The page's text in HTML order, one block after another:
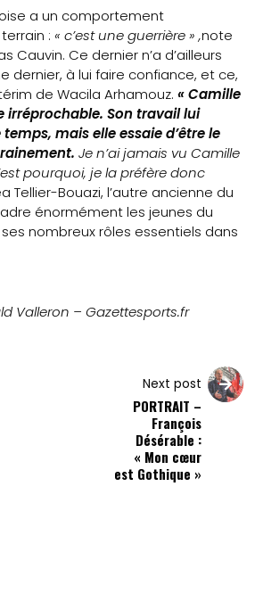
a un comportement
terrain :« c’est une guerrière » ,note
Cauvin. Ce dernier n’a d’ailleurs
dernier, à lui faire confiance, et ce,
de Wacila Arhamouz.« Camille
irréprochable. Son travail lui
mais elle essaie d’être le
Je n’ai jamais vu Camille
pourquoi, je la préfère donc
Tellier-Bouazi, l’autre ancienne du
énormément les jeunes du
nombreux rôles essentiels dans
Valleron – Gazettesports.fr
Next post
PORTRAIT –
François
Désérable :
« Mon cœur
est Gothique »